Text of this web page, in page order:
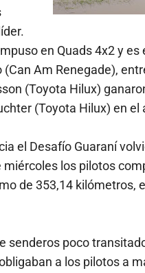
en Quads 4x2 y es
Am Renegade),
(Toyota Hilux)
(Toyota Hilux) en el
el Desafío Guaraní
miércoles los pilotos
de 353,14 kilómetros,
senderos poco
a los pilotos a